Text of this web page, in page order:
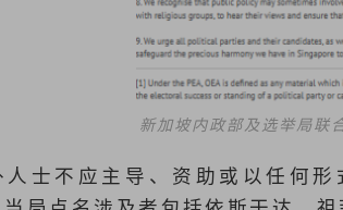
新加坡内政部及选举局联
人士不应主导、资助或以任何